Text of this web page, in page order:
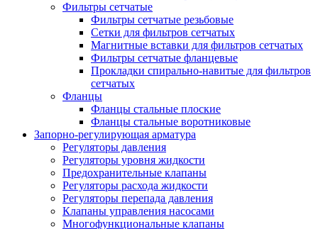
Фильтры сетчатые
Фильтры сетчатые резьбовые
Сетки для фильтров сетчатых
Магнитные вставки для фильтров сетчатых
Фильтры сетчатые фланцевые
Прокладки спирально-навитые для фильтров
сетчатых
Фланцы
Фланцы стальные плоские
Фланцы стальные воротниковые
Запорно-регулирующая арматура
Регуляторы давления
Регуляторы уровня жидкости
Предохранительные клапаны
Регуляторы расхода жидкости
Регуляторы перепада давления
Клапаны управления насосами
Многофункциональные клапаны